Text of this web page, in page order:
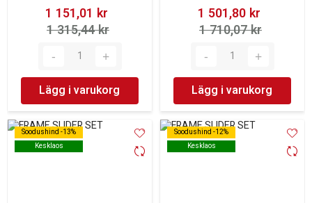
1 151,01 kr‎
1 315,44 kr‎
Lägg i varukorg
1 501,80 kr‎
1 710,07 kr‎
Lägg i varukorg
Soodushind -13%
Kesklaos
Soodushind -13%
Kesklaos
Soodushind -12%
Kesklaos
Soodushind -12%
Kesklaos